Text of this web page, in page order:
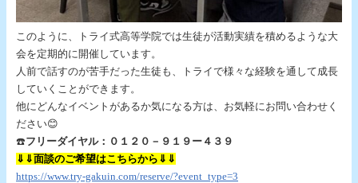
このように、トライ式高等学院では生徒が活動実績を積めるような大
会を定期的に開催しています。
人前で話すのが苦手だった生徒も、トライで様々な経験を通して成長
していくことができます。
他にどんなイベントがあるか気になる方は、お気軽にお問い合わせく
ださい😊
☎️フリーダイヤル：０１２０－９１９ー４３９
⇓⇓面談のご希望はこちらから⇓⇓
https://www.try-gakuin.com/reserve/?event_type=3